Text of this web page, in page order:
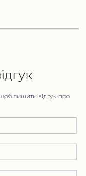
лишити відгук про